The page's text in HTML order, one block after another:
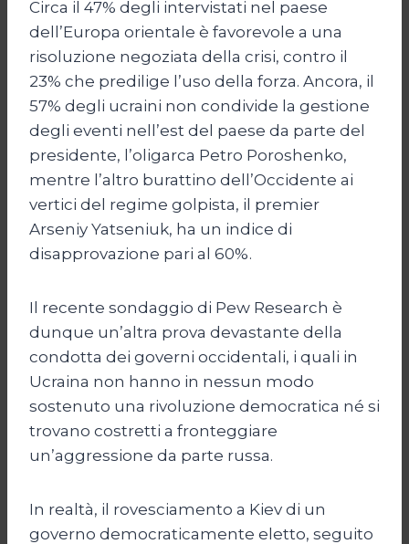
Circa il 47% degli intervistati nel paese
dell’Europa orientale è favorevole a una
risoluzione negoziata della crisi, contro il
23% che predilige l’uso della forza. Ancora, il
57% degli ucraini non condivide la gestione
degli eventi nell’est del paese da parte del
presidente, l’oligarca Petro Poroshenko,
mentre l’altro burattino dell’Occidente ai
vertici del regime golpista, il premier
Arseniy Yatseniuk, ha un indice di
disapprovazione pari al 60%.
Il recente sondaggio di Pew Research è
dunque un’altra prova devastante della
condotta dei governi occidentali, i quali in
Ucraina non hanno in nessun modo
sostenuto una rivoluzione democratica né si
trovano costretti a fronteggiare
un’aggressione da parte russa.
In realtà, il rovesciamento a Kiev di un
governo democraticamente eletto, seguito